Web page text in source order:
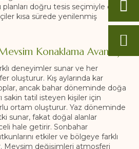
doğru tesis seçimiyle daha
kısa sürede yenilenmiş
Konaklama Avantajı
deneyimler sunar ve her
oluşturur. Kış aylarında kar
ancak bahar döneminde doğa
sakin tatil isteyen kişiler için
ortam oluşturur. Yaz döneminde
sunar, fakat doğal alanlar
hale getirir. Sonbahar
etkiler ve bölgeye farklı
Mevsim değişimleri atmosferi